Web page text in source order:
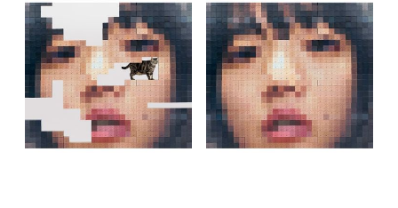
(預購至8/30 12:00
止)